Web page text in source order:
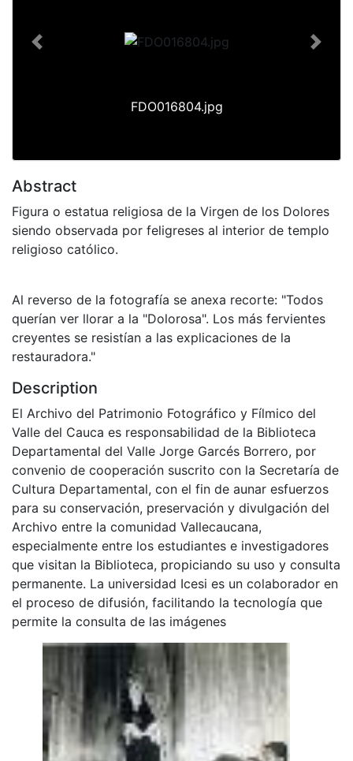
FDO016804.jpg
Previous Next
Abstract
Figura o estatua religiosa de la Virgen de los Dolores
siendo observada por feligreses al interior de templo
religioso católico.
Al reverso de la fotografía se anexa recorte: "Todos
querían ver llorar a la "Dolorosa". Los más fervientes
creyentes se resistían a las explicaciones de la
restauradora."
Description
El Archivo del Patrimonio Fotográfico y Fílmico del
Valle del Cauca es responsabilidad de la Biblioteca
Departamental del Valle Jorge Garcés Borrero, por
convenio de cooperación suscrito con la Secretaría de
Cultura Departamental, con el fin de aunar esfuerzos
para su conservación, preservación y divulgación del
Archivo entre la comunidad Vallecaucana,
especialmente entre los estudiantes e investigadores
que visitan la Biblioteca, propiciando su uso y consulta
permanente. La universidad Icesi es un colaborador en
el proceso de difusión, facilitando la tecnología que
permite la consulta de las imágenes